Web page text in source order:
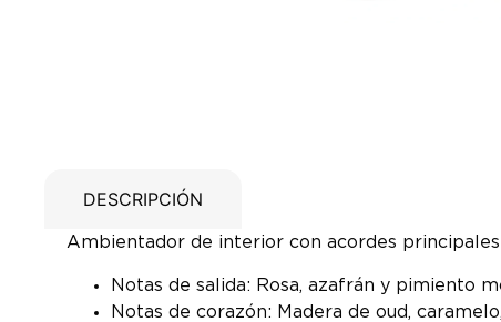
DESCRIPCIÓN
Ambientador de interior con acordes principales
Notas de salida: Rosa, azafrán y pimiento
Notas de corazón: Madera de oud,